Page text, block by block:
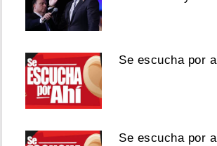
Se escucha por
Se escucha por